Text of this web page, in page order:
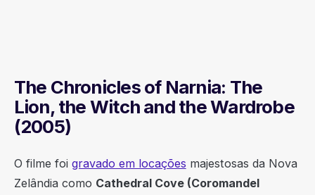
The Chronicles of Narnia: The
Lion, the Witch and the Wardrobe
(2005)
O filme foi gravado em locações majestosas da Nova
Zelândia como Cathedral Cove (Coromandel